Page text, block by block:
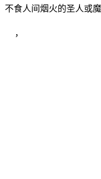
不食人间烟火的圣人或魔
，